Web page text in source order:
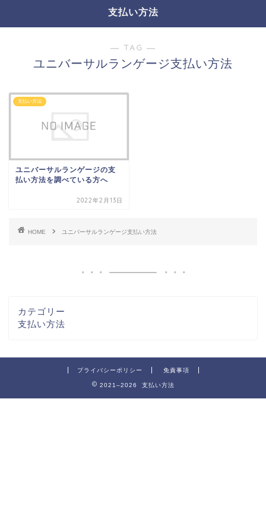
支払い方法
― TAG ―
ユニバーサルランゲージ支払い方法
支払い方法
ユニバーサルランゲージの支
払い方法を調べている方へ
2022年2月13日
HOME ユニバーサルランゲージ支払い方法
カテゴリー
支払い方法
プライバシーポリシー 免責事項
2021–2026 支払い方法